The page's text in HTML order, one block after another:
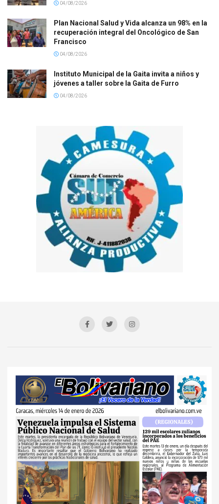
04/08/2026
Plan Nacional Salud y Vida alcanza un 98% en la
recuperación integral del Oncológico de San
Francisco
04/08/2026
Instituto Municipal de la Gaita invita a niños y
jóvenes a taller sobre la Gaita de Furro
04/08/2026